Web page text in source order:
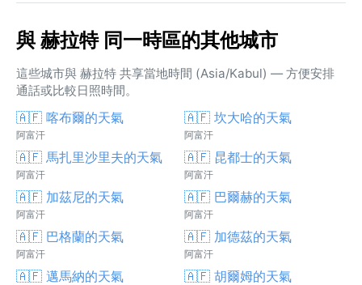
與 赫拉特 同一時區的其他城市
這些城市與 赫拉特 共享當地時間 (Asia/Kabul) — 方便安排
通話或比較日照時間。
🇦🇫 喀布爾的天氣
阿富汗
🇦🇫 坎大哈的天氣
阿富汗
🇦🇫 馬扎里沙里夫的天氣
阿富汗
🇦🇫 昆都士的天氣
阿富汗
🇦🇫 加茲尼的天氣
阿富汗
🇦🇫 巴爾赫的天氣
阿富汗
🇦🇫 巴格蘭的天氣
阿富汗
🇦🇫 加德茲的天氣
阿富汗
🇦🇫 邁馬納的天氣 🇦🇫 胡爾姆的天氣